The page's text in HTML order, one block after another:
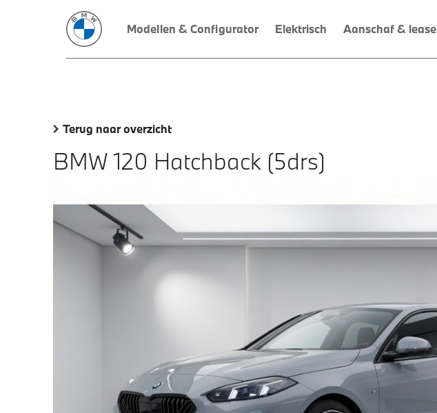
Modellen & Configurator Elektrisch Aanschaf & lease
Terug naar overzicht
BMW 120 Hatchback (5drs)